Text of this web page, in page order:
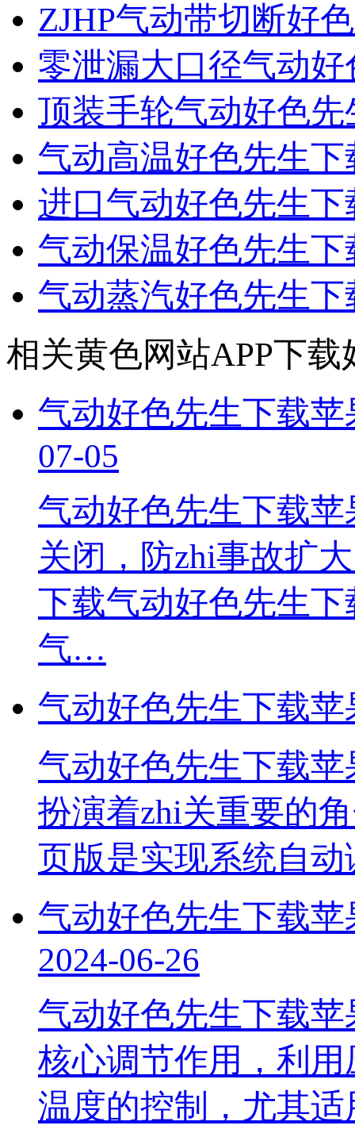
ZJHP气动带切断好
零泄漏大口径气动
顶装手轮气动好色
气动高温好色先生
进口气动好色先生
气动保温好色先生
气动蒸汽好色先生
相关黄色网站APP下载
气动好色先生下载
07-05
气动好色先生下载
关闭，防zhi事故
下载气动好色先生
气…
气动好色先生下载
气动好色先生下载
扮演着zhi关重要的角
页版是实现系统自动
气动好色先生下载
2024-06-26
气动好色先生下载
核心调节作用，利用
温度的控制，尤其